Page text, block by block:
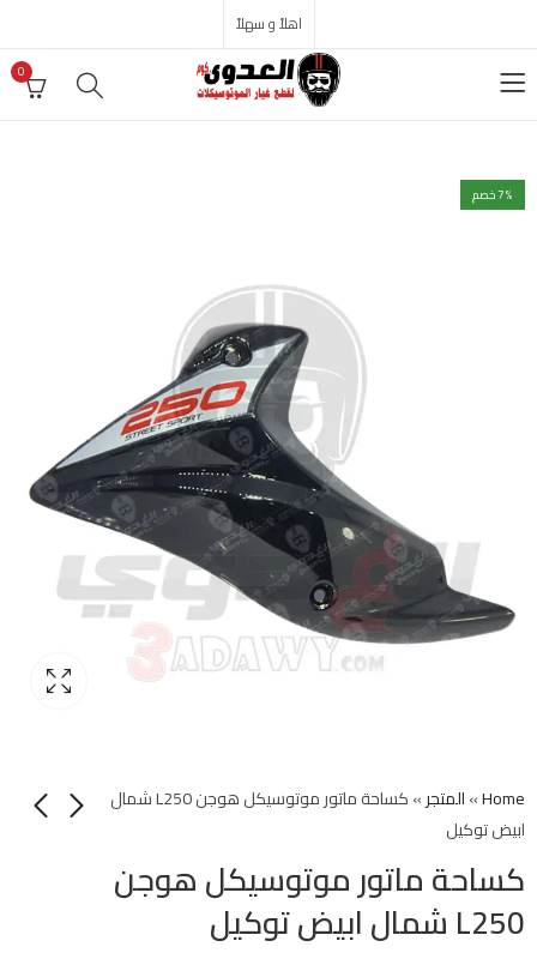
اهلاً و سهلاً
0
7% خصم
Home
»المتجر»
كساحة ماتور موتوسيكل هوجن L250 شمال
ابيض توكيل
كساحة ماتور موتوسيكل هوجن
L250 شمال ابيض توكيل